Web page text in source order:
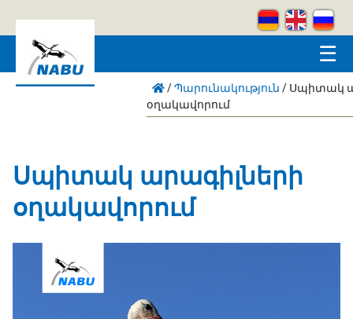
☰
/Պարունակություն / Սպիտակ
օղակավորում
Սպիտակ արագիլների
օղակավորում